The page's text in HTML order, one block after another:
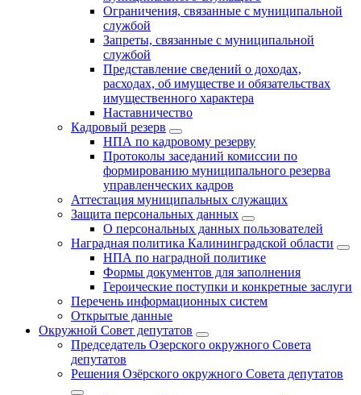
Ограничения, связанные с муниципальной
службой
Запреты, связанные с муниципальной
службой
Представление сведений о доходах,
расходах, об имуществе и обязательствах
имущественного характера
Наставничество
Кадровый резерв
НПА по кадровому резерву
Протоколы заседаний комиссии по
формированию муниципального резерва
управленческих кадров
Аттестация муниципальных служащих
Защита персональных данных
О персональных данных пользователей
Наградная политика Калининградской области
НПА по наградной политике
Формы документов для заполнения
Героические поступки и конкретные заслуги
Перечень информационных систем
Открытые данные
Окружной Совет депутатов
Председатель Озерского окружного Совета
депутатов
Решения Озёрского окружного Совета депутатов